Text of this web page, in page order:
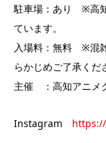
駐車場：あり ※高
ています。
入場料：無料 ※混
らかじめご了承くだ
主催 ：高知アニメ
Instagram